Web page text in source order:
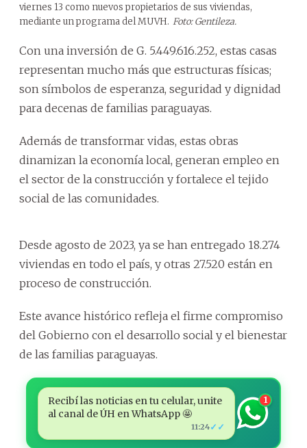
viernes 13 como nuevos propietarios de sus viviendas,
mediante un programa del MUVH. Foto: Gentileza.
Con una inversión de G. 5.449.616.252, estas casas
representan mucho más que estructuras físicas;
son símbolos de esperanza, seguridad y dignidad
para decenas de familias paraguayas.
Además de transformar vidas, estas obras
dinamizan la economía local, generan empleo en
el sector de la construcción y fortalece el tejido
social de las comunidades.
Desde agosto de 2023, ya se han entregado 18.274
viviendas en todo el país, y otras 27.520 están en
proceso de construcción.
Este avance histórico refleja el firme compromiso
del Gobierno con el desarrollo social y el bienestar
de las familias paraguayas.
Recibí las noticias en tu celular, unite
al canal de ÚH en WhatsApp 🤩
11:24✓✓
1